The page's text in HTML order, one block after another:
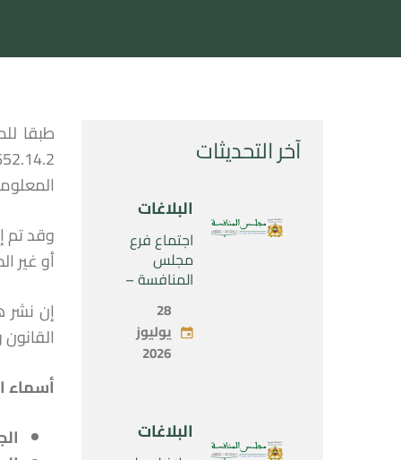
آخر التحديثات
البلاغات
اجتماع فرع
مجلس
المنافسة –
2026
28
يوليوز
2026
البلاغات
وقد تم
أو غير
القانون رقم 104.12 المتعلق بحرية الأسعار
أسماء